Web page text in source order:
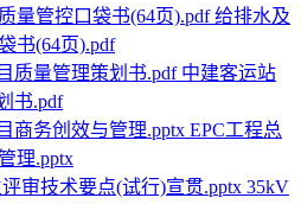
给排水及
书(64页).pdf
中建客运站
书.pdf
EPC工程总
理.pptx
35kV